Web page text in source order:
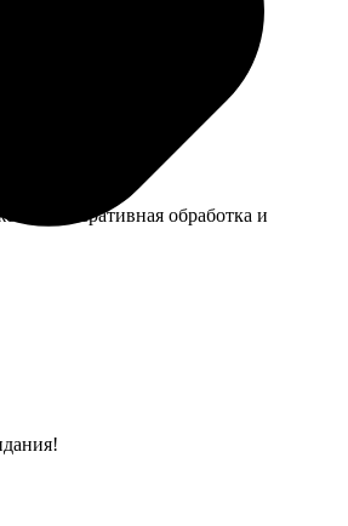
Оперативная обработка и